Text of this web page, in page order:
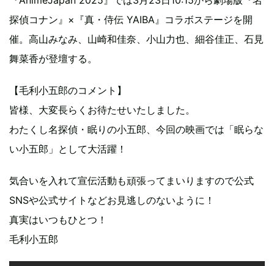
探偵コナン』×『真・侍伝 YAIBA』コラボステージを開
催。高山みなみ、山崎和佳奈、小山力也、細谷佳正、石見
舞菜香が登壇する。
【毛利小五郎のコメント】
皆様、大変長らくお待たせいたしました。
わたくし名探偵・眠りの小五郎、今回の映画では「眠らな
い小五郎」として大活躍！
気合いを入れて宣伝活動も頑張ってまいりますので公式
SNSや公式サイトなどお見逃しのないように！
真実はいつもひとつ！
毛利小五郎